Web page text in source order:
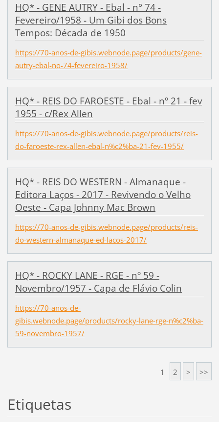
HQ* - GENE AUTRY - Ebal - n° 74 -
Fevereiro/1958 - Um Gibi dos Bons
Tempos: Década de 1950
https://70-anos-de-gibis.webnode.page/products/gene-
autry-ebal-no-74-fevereiro-1958/
HQ* - REIS DO FAROESTE - Ebal - nº 21 - fev
1955 - c/Rex Allen
https://70-anos-de-gibis.webnode.page/products/reis-
do-faroeste-rex-allen-ebal-n%c2%ba-21-fev-1955/
HQ* - REIS DO WESTERN - Almanaque -
Editora Laços - 2017 - Revivendo o Velho
Oeste - Capa Johnny Mac Brown
https://70-anos-de-gibis.webnode.page/products/reis-
do-western-almanaque-ed-lacos-2017/
HQ* - ROCKY LANE - RGE - nº 59 -
Novembro/1957 - Capa de Flávio Colin
https://70-anos-de-
gibis.webnode.page/products/rocky-lane-rge-n%c2%ba-
59-novembro-1957/
1 2 > >>
Etiquetas